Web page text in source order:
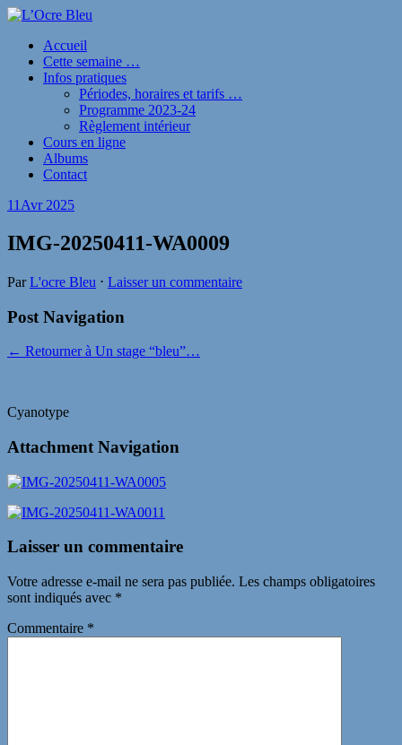
Accueil
Cette semaine …
Infos pratiques
Périodes, horaires et tarifs …
Programme 2023-24
Règlement intérieur
Cours en ligne
Albums
Contact
11 Avr 2025
IMG-20250411-WA0009
ParL'ocre Bleu ⋅ Laisser un commentaire
Post Navigation
← Retourner à Un stage “bleu”…
Cyanotype
Attachment Navigation
Laisser un commentaire
Votre adresse e-mail ne sera pas publiée. Les champs obligatoires
sont indiqués avec *
Commentaire *